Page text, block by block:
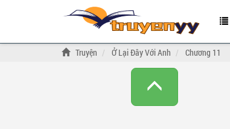
Truyện Ở Lại Đây Với Anh Chương 11